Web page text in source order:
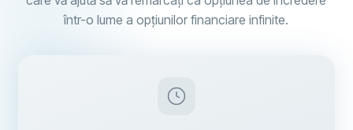
într-o lume a opțiunilor financiare infinite.